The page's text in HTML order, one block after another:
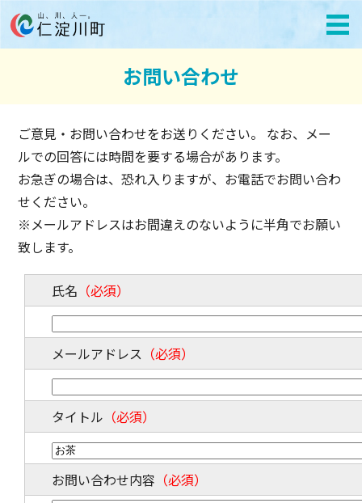
お問い合わせ
ご意見・お問い合わせをお送りください。 なお、メー
ルでの回答には時間を要する場合があります。
お急ぎの場合は、恐れ入りますが、お電話でお問い合わ
せください。
※メールアドレスはお間違えのないように半角でお願い
致します。
氏名 （必須）
メールアドレス （必須）
タイトル （必須）
お問い合わせ内容 （必須）